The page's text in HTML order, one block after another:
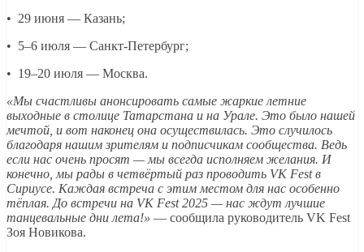
• 29 июня — Казань;
• 5–6 июля — Санкт-Петербург;
• 19–20 июля — Москва.
«Мы счастливы анонсировать самые жаркие летние
выходные в столице Татарстана и на Урале. Это было нашей
мечтой, и вот наконец она осуществилась. Это случилось
благодаря нашим зрителям и подписчикам сообщества. Ведь
если нас очень просят — мы всегда исполняем желания. И
конечно, мы рады в четвёртый раз проводить VK Fest в
Сириусе. Каждая встреча с этим местом для нас особенно
тёплая. До встречи на VK Fest 2025 — нас ждут лучшие
танцевальные дни лета!» — сообщила руководитель VK Fest
Зоя Новикова.